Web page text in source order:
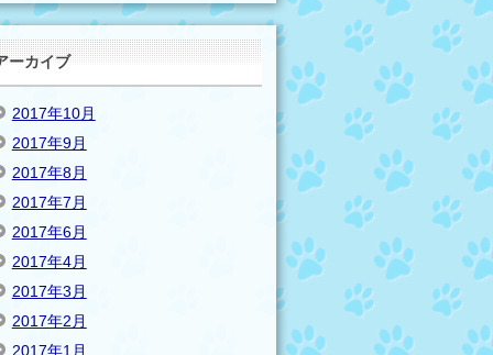
ーカイブ
2017年10月
2017年9月
2017年8月
2017年7月
2017年6月
2017年4月
2017年3月
2017年2月
2017年1月